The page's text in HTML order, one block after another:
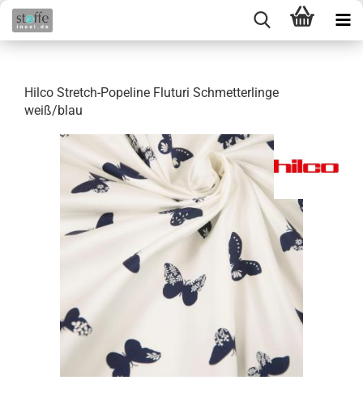
Hilco Stretch-Popeline Fluturi Schmetterlinge
weiß/blau